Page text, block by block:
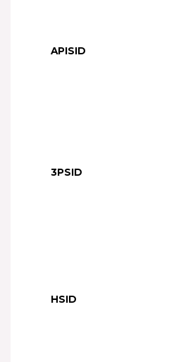
APISID
3PSID
HSID